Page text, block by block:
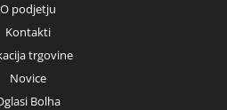
O podjetju
Kontakti
trgovine
Novice
Bolha